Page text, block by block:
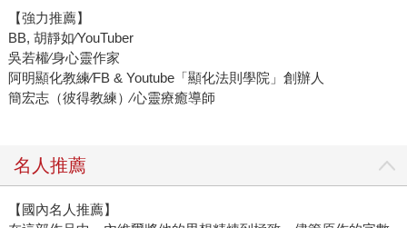
【強力推薦】
BB, 胡靜如∕YouTuber
吳若權∕身心靈作家
阿明顯化教練∕FB & Youtube「顯化法則學院」創辦人
簡宏志（彼得教練）∕心靈療癒導師
名人推薦
【國內名人推薦】